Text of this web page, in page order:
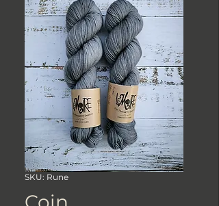
SKU: Rune